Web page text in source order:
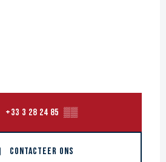
+33 3 28 24 85 ▒▒
CONTACTEER ONS